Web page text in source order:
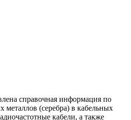
справочная информация по
(серебра) в кабельных
кабели, а также